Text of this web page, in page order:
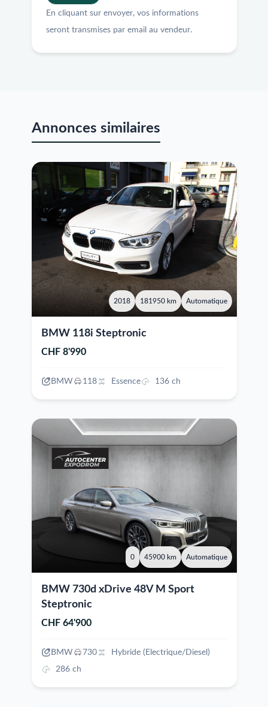
En cliquant sur envoyer, vos informations
seront transmises par email au vendeur.
Annonces similaires
2018 181950 km Automatique
BMW 118i Steptronic
CHF 8'990
BMW 118 Essence 136 ch
0 45900 km Automatique
BMW 730d xDrive 48V M Sport
Steptronic
CHF 64'900
BMW 730
Hybride (Electrique/Diesel)
286 ch